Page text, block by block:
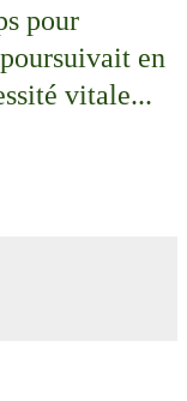
pour
en
vitale...